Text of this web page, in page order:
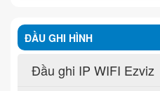
ĐẦU GHI HÌNH
Đầu ghi IP WIFI Ezviz